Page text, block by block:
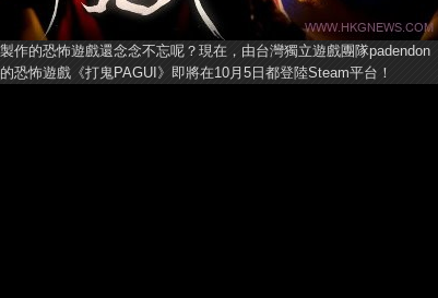
作的恐怖遊戲還念念不忘呢？現在，由台灣獨立遊戲團隊padendon
恐怖遊戲《打鬼PAGUI》即將在10月5日都登陸Steam平台！